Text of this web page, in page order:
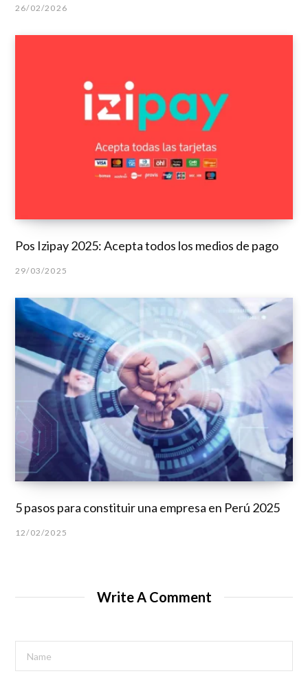
26/02/2026
Pos Izipay 2025: Acepta todos los medios de pago
29/03/2025
5 pasos para constituir una empresa en Perú 2025
12/02/2025
Write A Comment